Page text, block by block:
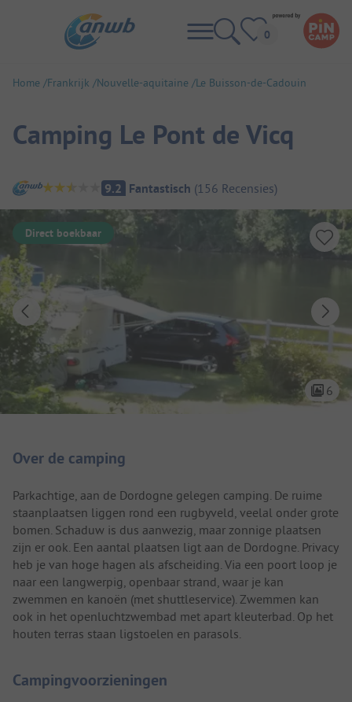
Home Frankrijk Nouvelle-aquitaine Le Buisson-de-Cadouin
Camping Le Pont de Vicq
Camping overzicht
9.2 Fantastisch (156 Recensies)
Direct boekbaar
6
Over de camping
Parkachtige, aan de Dordogne gelegen camping. De ruime
staanplaatsen liggen rond een rugbyveld, veelal onder grote
bomen. Schaduw is dus aanwezig, maar zonnige plaatsen
zijn er ook. Een aantal plaatsen ligt aan de Dordogne. Privacy
heb je van hoge hagen als afscheiding. Via een poort loop je
naar een langwerpig, openbaar strand, waar je kan
zwemmen en kanoën (met shuttleservice). Zwemmen kan
ook in het openluchtzwembad met apart kleuterbad. Op het
houten terras staan ligstoelen en parasols.
Campingvoorzieningen